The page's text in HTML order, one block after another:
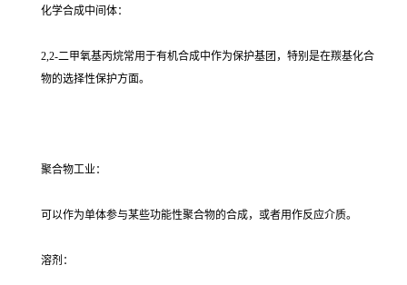
化学合成中间体：
2,2-二甲氧基丙烷常用于有机合成中作为保护基团，特别是在羰基化合
物的选择性保护方面。
聚合物工业：
可以作为单体参与某些功能性聚合物的合成，或者用作反应介质。
溶剂：